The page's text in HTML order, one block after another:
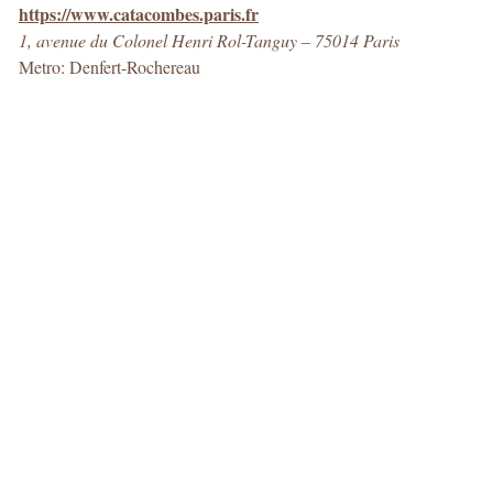
https://www.catacombes.paris.fr
1, avenue du Colonel Henri Rol-Tanguy – 75014 Paris
Metro: Denfert-Rochereau